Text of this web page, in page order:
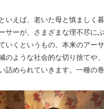
いえば、老いた母と慎ましく
サーが、さまざまな理不尽に
いくというもの。本来のアー
のような社会的な切り捨てや
詰められていきます。一種の